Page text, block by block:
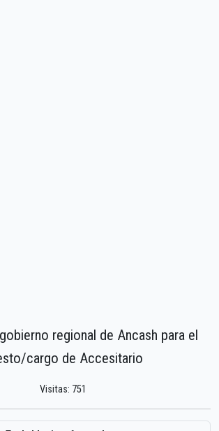
regional de Ancash para el
cargo de Accesitario
Visitas: 751